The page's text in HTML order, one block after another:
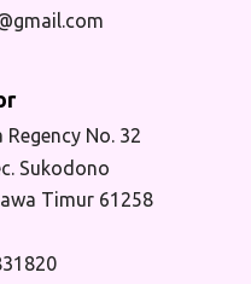
Regency No. 32
Sukodono
Timur 61258